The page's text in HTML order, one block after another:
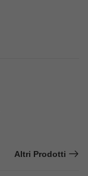
Altri Prodotti